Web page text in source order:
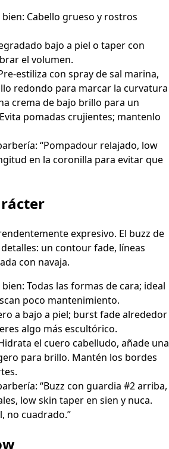
Cabello grueso y rostros
bajo a piel o taper con
el volumen.
estiliza con spray de sal marina,
redondo para marcar la curvatura
crema de bajo brillo para un
pomadas crujientes; mantenlo
“Pompadour relajado, low
en la coronilla para evitar que
expresivo. El buzz de
un contour fade, líneas
con navaja.
Todas las formas de cara; ideal
poco mantenimiento.
a bajo a piel; burst fade alrededor
algo más escultórico.
el cuero cabelludo, añade una
para brillo. Mantén los bordes
“Buzz con guardia #2 arriba,
low skin taper en sien y nuca.
no cuadrado.”